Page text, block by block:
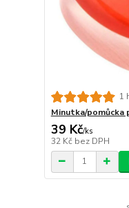
1
Minutka/pomůcka
39 Kč/ks
32 Kč bez DPH